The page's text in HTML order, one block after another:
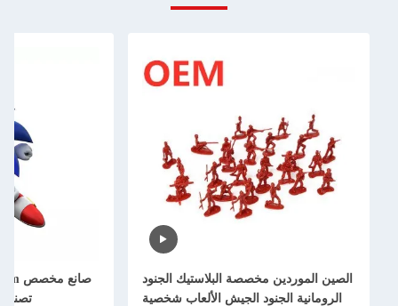
الصين الموردين مخصصة البلاستيك الجنود
الرومانية الجنود الجيش الألعاب شخصية